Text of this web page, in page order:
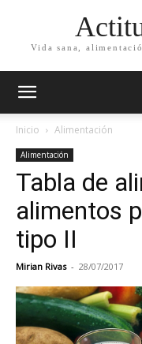
Vida sana,
Inicio Alimentación
Alimentación
Tabla de
alimentos
tipo II
Mirian Rivas - 28/07/2017